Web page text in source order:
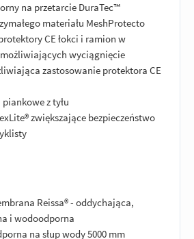
na przetarcie DuraTec™
materiału MeshProtecto
CE łokci i ramion w
wyciągnięcie
zastosowanie protektora CE
z tyłu
zwiększające bezpieczeństwo
Reissa® - oddychająca,
i wodoodporna
na słup wody 5000 mm